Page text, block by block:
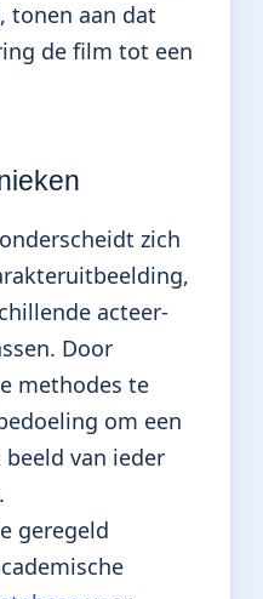
tonen aan dat
de film tot een
zich
acteer-
Door
methodes te
om een
van ieder
geregeld